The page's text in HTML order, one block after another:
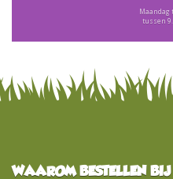
Maandag
tussen
WAAROM BESTELLEN BIJ